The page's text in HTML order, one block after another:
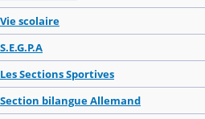
Vie scolaire
S.E.G.P.A
Les Sections Sportives
Section bilangue Allemand